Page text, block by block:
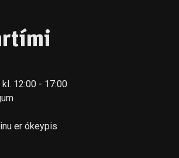
12:00 - 17:00
er ókeypis